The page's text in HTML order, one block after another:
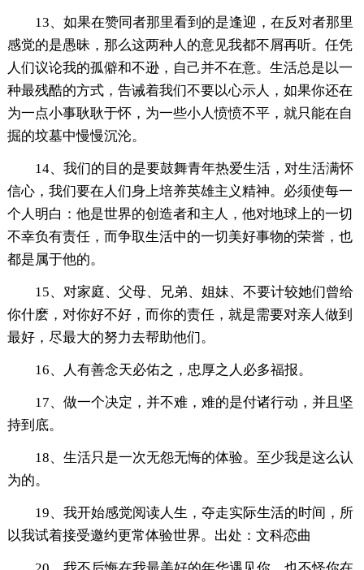
13、如果在赞同者那里看到的是逢迎，在反对者那里
感觉的是愚昧，那么这两种人的意见我都不屑再听。任凭
人们议论我的孤僻和不逊，自己并不在意。生活总是以一
种最残酷的方式，告诫着我们不要以心示人，如果你还在
为一点小事耿耿于怀，为一些小人愤愤不平，就只能在自
掘的坟墓中慢慢沉沦。
14、我们的目的是要鼓舞青年热爱生活，对生活满怀
信心，我们要在人们身上培养英雄主义精神。必须使每一
个人明白：他是世界的创造者和主人，他对地球上的一切
不幸负有责任，而争取生活中的一切美好事物的荣誉，也
都是属于他的。
15、对家庭、父母、兄弟、姐妹、不要计较她们曾给
你什麽，对你好不好，而你的责任，就是需要对亲人做到
最好，尽最大的努力去帮助他们。
16、人有善念天必佑之，忠厚之人必多福报。
17、做一个决定，并不难，难的是付诸行动，并且坚
持到底。
18、生活只是一次无怨无悔的体验。至少我是这么认
为的。
19、我开始感觉阅读人生，夺走实际生活的时间，所
以我试着接受邀约更常体验世界。出处：文科恋曲